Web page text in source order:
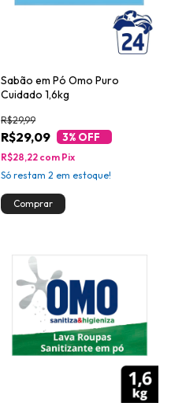
Sabão em Pó Omo Puro
Cuidado 1,6kg
R$29,09
R$29,99
3% OFF
R$28,22 com Pix
Só restam 2 em estoque!